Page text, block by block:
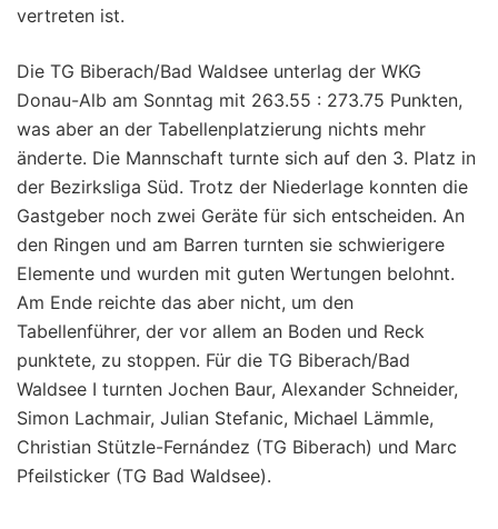
vertreten ist.
Die TG Biberach/Bad Waldsee unterlag der WKG
Donau-Alb am Sonntag mit 263.55 : 273.75 Punkten,
was aber an der Tabellenplatzierung nichts mehr
änderte. Die Mannschaft turnte sich auf den 3. Platz in
der Bezirksliga Süd. Trotz der Niederlage konnten die
Gastgeber noch zwei Geräte für sich entscheiden. An
den Ringen und am Barren turnten sie schwierigere
Elemente und wurden mit guten Wertungen belohnt.
Am Ende reichte das aber nicht, um den
Tabellenführer, der vor allem an Boden und Reck
punktete, zu stoppen. Für die TG Biberach/Bad
Waldsee I turnten Jochen Baur, Alexander Schneider,
Simon Lachmair, Julian Stefanic, Michael Lämmle,
Christian Stützle-Fernández (TG Biberach) und Marc
Pfeilsticker (TG Bad Waldsee).